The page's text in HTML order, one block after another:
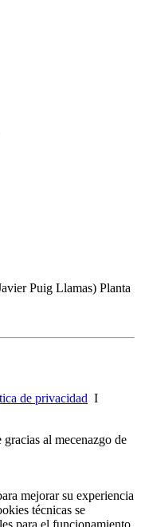
Puig Llamas) Planta
de privacidad I
al mecenazgo de
mejorar su experiencia
técnicas se
para el funcionamiento